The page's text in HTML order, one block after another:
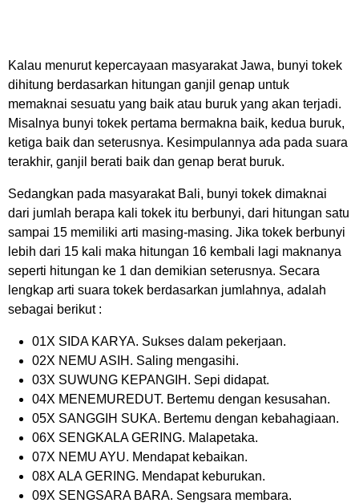
Kalau menurut kepercayaan masyarakat Jawa, bunyi tokek
dihitung berdasarkan hitungan ganjil genap untuk
memaknai sesuatu yang baik atau buruk yang akan terjadi.
Misalnya bunyi tokek pertama bermakna baik, kedua buruk,
ketiga baik dan seterusnya. Kesimpulannya ada pada suara
terakhir, ganjil berati baik dan genap berat buruk.
Sedangkan pada masyarakat Bali, bunyi tokek dimaknai
dari jumlah berapa kali tokek itu berbunyi, dari hitungan satu
sampai 15 memiliki arti masing-masing. Jika tokek berbunyi
lebih dari 15 kali maka hitungan 16 kembali lagi maknanya
seperti hitungan ke 1 dan demikian seterusnya. Secara
lengkap arti suara tokek berdasarkan jumlahnya, adalah
sebagai berikut :
01X SIDA KARYA. Sukses dalam pekerjaan.
02X NEMU ASIH. Saling mengasihi.
03X SUWUNG KEPANGIH. Sepi didapat.
04X MENEMUREDUT. Bertemu dengan kesusahan.
05X SANGGIH SUKA. Bertemu dengan kebahagiaan.
06X SENGKALA GERING. Malapetaka.
07X NEMU AYU. Mendapat kebaikan.
08X ALA GERING. Mendapat keburukan.
09X SENGSARA BARA. Sengsara membara.